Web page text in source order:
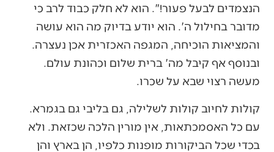
הנצמדים לבעל פעור!". הוא לא חלק כבוד לרב כי
מדובר בחילול ה'. הוא יודע בדיוק מה הוא עושה
והמציאות הוכיחה, המגפה האכזרית אכן נעצרה.
ובנוסף אף קיבל מה' ברית שלום וכהונת עולם.
מעשה רצוי שבא על שכרו.
קולות לחיוב קולות לשלילה, גם בליבי גם בגמרא.
עם כל האסמכתאות, אין מורין הלכה שכזאת. ולא
בכדי שכל הביקורות מופנות כלפיו, הן בארץ והן